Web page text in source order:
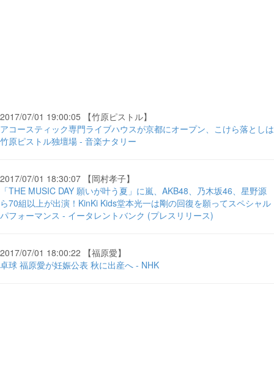
2017/07/01 19:00:05 【竹原ピストル】
アコースティック専門ライブハウスが京都にオープン、こけら落としは
竹原ピストル独壇場 - 音楽ナタリー
2017/07/01 18:30:07 【岡村孝子】
「THE MUSIC DAY 願いが叶う夏」に嵐、AKB48、乃木坂46、星野源
ら70組以上が出演！KinKi Kids堂本光一は剛の回復を願ってスペシャル
パフォーマンス - イータレントバンク (プレスリリース)
2017/07/01 18:00:22 【福原愛】
卓球 福原愛が妊娠公表 秋に出産へ - NHK